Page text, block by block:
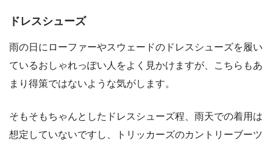
ドレスシューズ
雨の日にローファーやスウェードのドレスシューズを履い
ているおしゃれっぽい人をよく見かけますが、こちらもあ
まり得策ではないような気がします。
そもそもちゃんとしたドレスシューズ程、雨天での着用は
想定していないですし、トリッカーズのカントリーブーツ